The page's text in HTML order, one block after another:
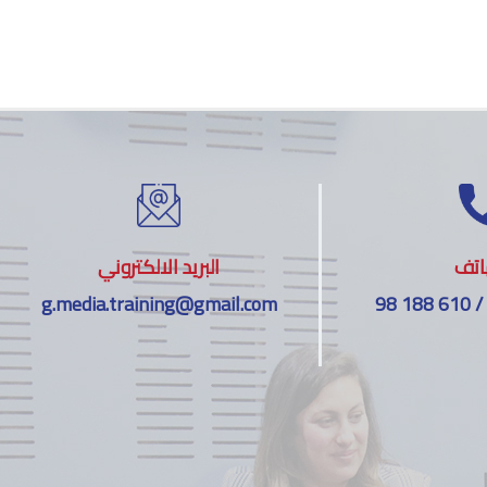
البريد الالكتروني
g.media.training@gmail.com
98 188 610